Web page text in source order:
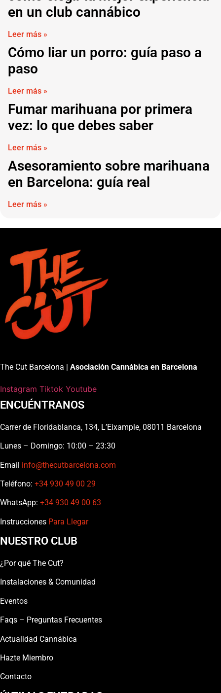
en un club cannábico
Leer más »
Cómo liar un porro: guía paso a
paso
Leer más »
Fumar marihuana por primera
vez: lo que debes saber
Leer más »
Asesoramiento sobre marihuana
en Barcelona: guía real
Leer más »
The Cut Barcelona | Asociación Cannábica en Barcelona
Instagram Tiktok Youtube
ENCUÉNTRANOS
Carrer de Floridablanca, 134, L’Eixample, 08011 Barcelona
Lunes – Domingo: 10:00 – 23:30
Email info@thecutbarcelona.com
Teléfono: +34 930 49 00 29
WhatsApp: +34 930 49 00 63
Instrucciones Para Llegar
NUESTRO CLUB
¿Por qué The Cut?
Instalaciones & Comunidad
Eventos
Faqs – Preguntas Frecuentes
Actualidad Cannábica
Hazte Miembro
Contacto